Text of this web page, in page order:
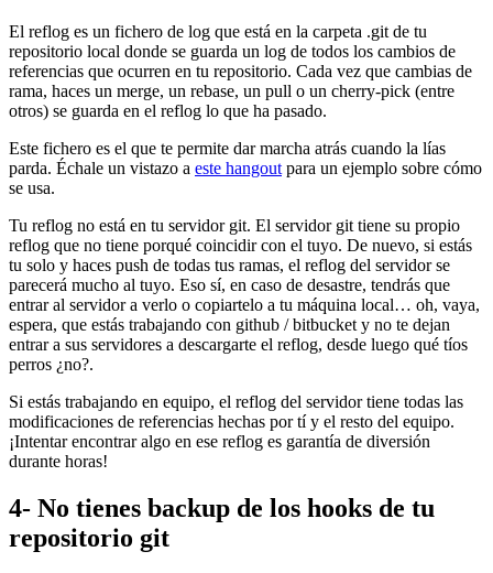
El reflog es un fichero de log que está en la carpeta .git de tu
repositorio local donde se guarda un log de todos los cambios de
referencias que ocurren en tu repositorio. Cada vez que cambias de
rama, haces un merge, un rebase, un pull o un cherry-pick (entre
otros) se guarda en el reflog lo que ha pasado.
Este fichero es el que te permite dar marcha atrás cuando la lías
parda. Échale un vistazo a este hangout para un ejemplo sobre cómo
se usa.
Tu reflog no está en tu servidor git. El servidor git tiene su propio
reflog que no tiene porqué coincidir con el tuyo. De nuevo, si estás
tu solo y haces push de todas tus ramas, el reflog del servidor se
parecerá mucho al tuyo. Eso sí, en caso de desastre, tendrás que
entrar al servidor a verlo o copiartelo a tu máquina local… oh, vaya,
espera, que estás trabajando con github / bitbucket y no te dejan
entrar a sus servidores a descargarte el reflog, desde luego qué tíos
perros ¿no?.
Si estás trabajando en equipo, el reflog del servidor tiene todas las
modificaciones de referencias hechas por tí y el resto del equipo.
¡Intentar encontrar algo en ese reflog es garantía de diversión
durante horas!
4- No tienes backup de los hooks de tu
repositorio git